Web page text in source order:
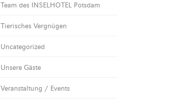
Team des INSELHOTEL Potsdam
Tierisches Vergnügen
Uncategorized
Unsere Gäste
Veranstaltung / Events